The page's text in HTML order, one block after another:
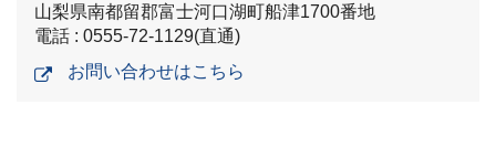
山梨県南都留郡富士河口湖町船津1700番地
電話 : 0555-72-1129(直通)
お問い合わせはこちら